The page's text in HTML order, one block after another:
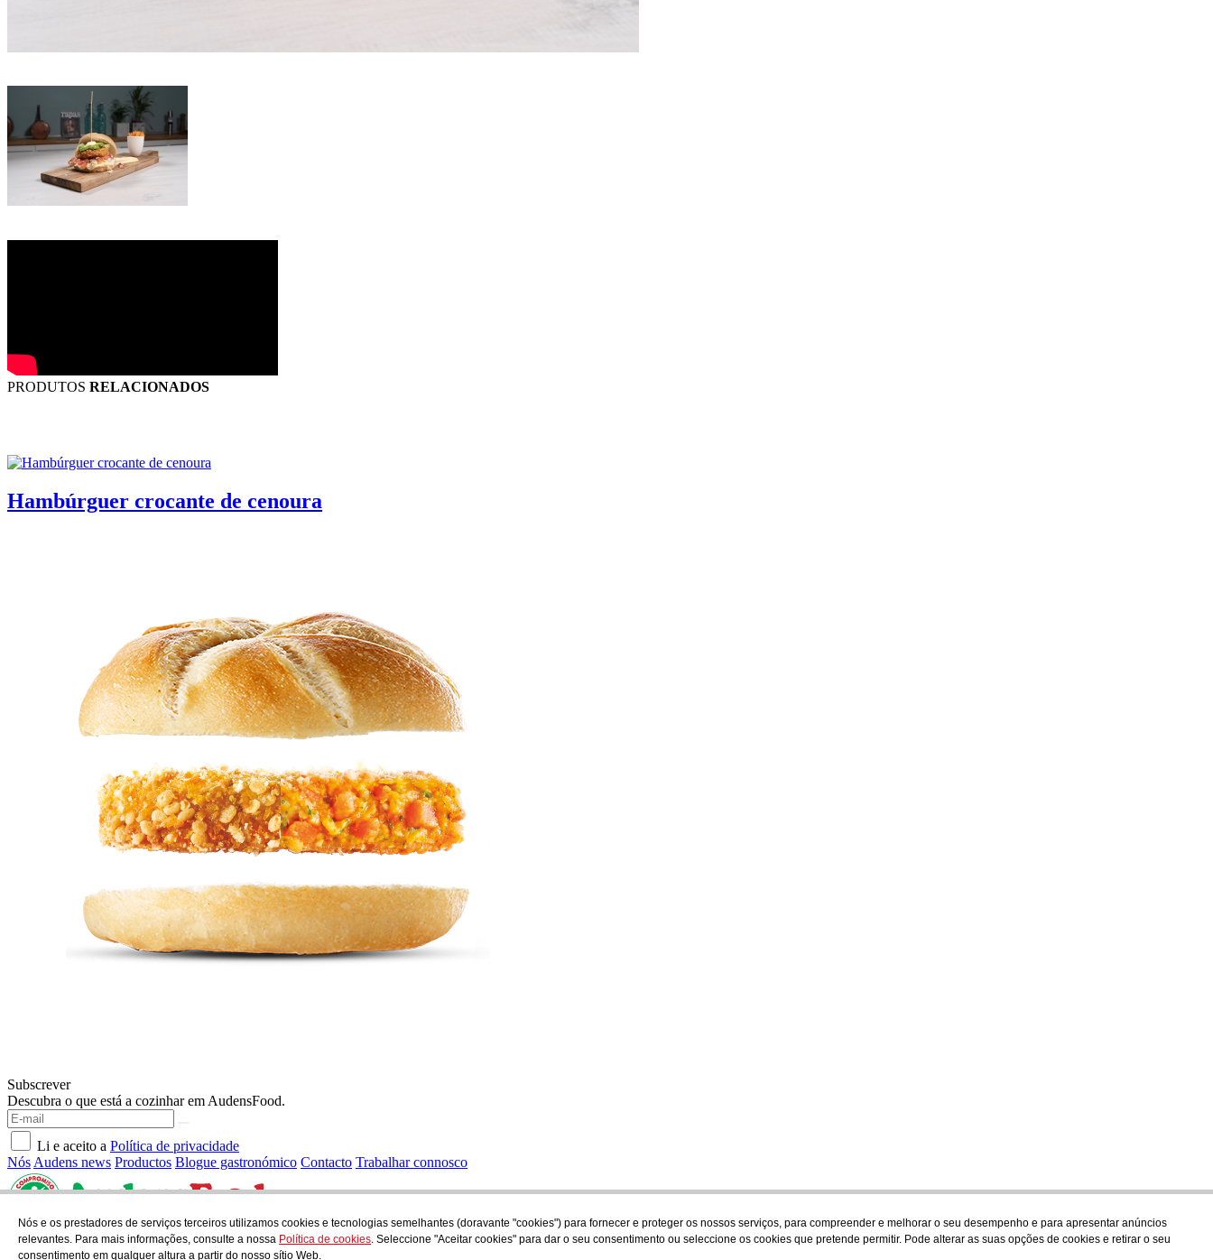
Nós e os prestadores de serviços terceiros utilizamos cookies e tecnologias semelhantes (doravante "cookies") para fornecer e proteger os nossos serviços, para compreender e melhorar o seu desempenho e para apresentar anúncios
relevantes. Para mais informações, consulte a nossa Política de cookies. Seleccione "Aceitar cookies" para dar o seu consentimento ou seleccione os cookies que pretende permitir. Pode alterar as suas opções de cookies e retirar o seu
consentimento em qualquer altura a partir do nosso sítio Web.
PRODUTOS RELACIONADOS
Hambúrguer crocante de cenoura
Subscrever
Descubra o que está a cozinhar em AudensFood.
Li e aceito a Política de privacidade
Nós Audens news Productos Blogue gastronómico Contacto Trabalhar connosco
AUDENS FOOD S.A. C/ Jordi Camp, 25 - 08403 Granollers
Política de privacidadeAviso legal Política de cookies